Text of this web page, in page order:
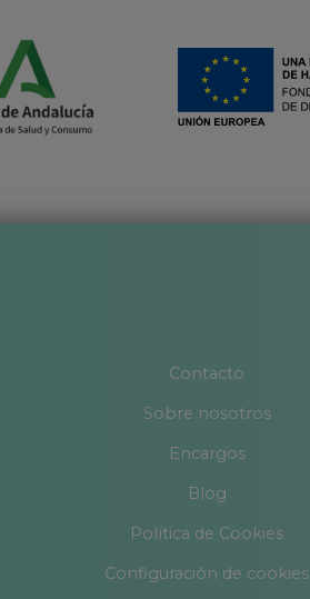
Contacto
Sobre nosotros
Encargos
Blog
Política de Cookies
Configuración de cookies